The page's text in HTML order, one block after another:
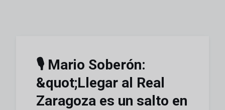
🎙️ Mario Soberón:
&quot;Llegar al Real
Zaragoza es un salto en